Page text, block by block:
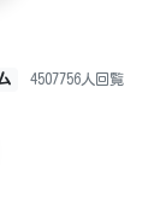
4507756人回覧